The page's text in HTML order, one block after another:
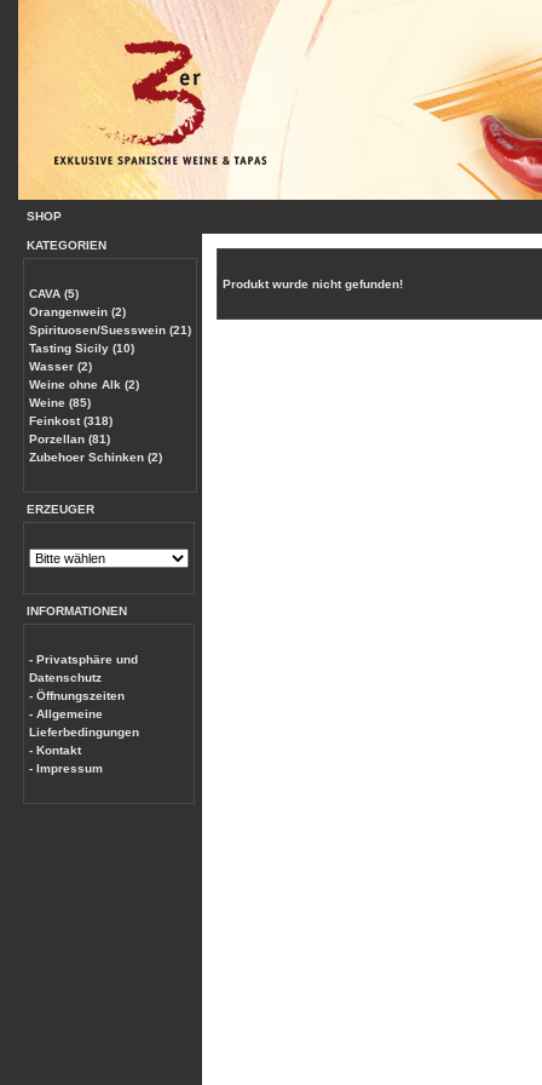
SHOP
KATEGORIEN
CAVA (5)
Orangenwein (2)
Spirituosen/Suesswein (21)
Tasting Sicily (10)
Wasser (2)
Weine ohne Alk (2)
Weine (85)
Feinkost (318)
Porzellan (81)
Zubehoer Schinken (2)
ERZEUGER
INFORMATIONEN
- Privatsphäre und
Datenschutz
- Öffnungszeiten
- Allgemeine
Lieferbedingungen
- Kontakt
- Impressum
Produkt wurde nicht gefunden!